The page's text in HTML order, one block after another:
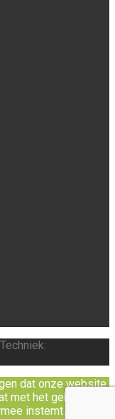
dat onze website
met het gebruiken
instemt.